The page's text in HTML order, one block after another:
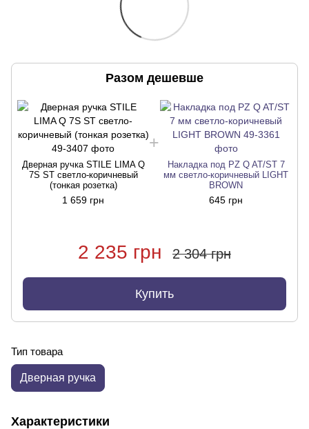
Разом дешевше
Дверная ручка STILE LIMA Q
7S ST светло-коричневый
(тонкая розетка)
1 659 грн
Накладка под PZ Q AT/ST 7
мм светло-коричневый LIGHT
BROWN
645 грн
2 235 грн 2 304 грн
Купить
Тип товара
Дверная ручка
Характеристики